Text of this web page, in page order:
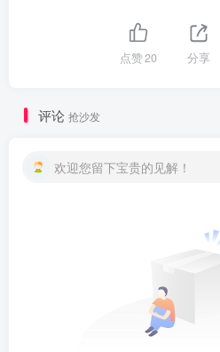
点赞20 分享
评论 抢沙发
欢迎您留下宝贵的见解！